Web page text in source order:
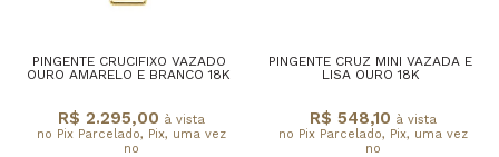
PINGENTE CRUCIFIXO VAZADO
OURO AMARELO E BRANCO 18K
R$ 2.295,00 à vista
no Pix Parcelado, Pix, uma vez
no
PINGENTE CRUZ MINI VAZADA E
LISA OURO 18K
R$ 548,10 à vista
no Pix Parcelado, Pix, uma vez
no